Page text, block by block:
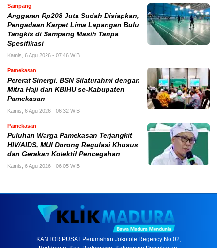
Sampang
Anggaran Rp208 Juta Sudah Disiapkan,
Pengadaan Karpet Lima Lapangan Bulu
Tangkis di Sampang Masih Tanpa
Spesifikasi
Kamis, 6 Agu 2026 - 07:46 WIB
Pamekasan
Pererat Sinergi, BSN Silaturahmi dengan
Mitra Haji dan KBIHU se-Kabupaten
Pamekasan
Kamis, 6 Agu 2026 - 06:32 WIB
Pamekasan
Puluhan Warga Pamekasan Terjangkit
HIV/AIDS, MUI Dorong Regulasi Khusus
dan Gerakan Kolektif Pencegahan
Kamis, 6 Agu 2026 - 06:05 WIB
KANTOR PUSAT Perumahan Jokotole Regency No.02,